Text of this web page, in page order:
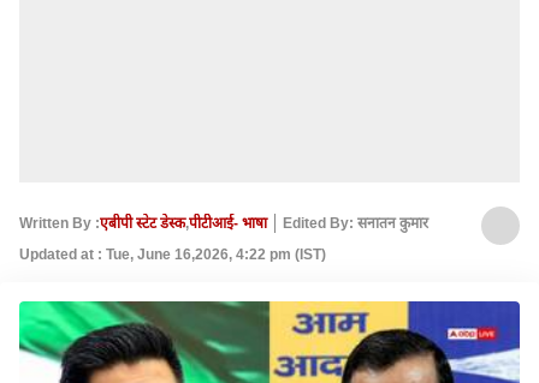
Written By :एबीपी स्टेट डेस्क,पीटीआई- भाषा
Edited By: सनातन कुमार
Updated at : Tue, June 16,2026, 4:22 pm (IST)